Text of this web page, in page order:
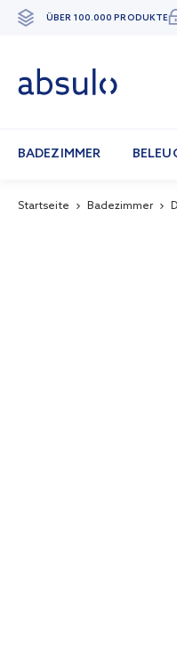
Zum
ÜBER 100.000 PRODUKTE
BADEZIMMER
Startseite Badezimmer